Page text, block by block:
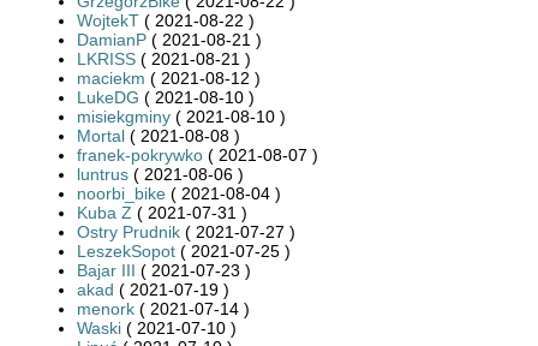
WojtekT ( 2021-08-22 )
DamianP ( 2021-08-21 )
LKRISS ( 2021-08-21 )
maciekm ( 2021-08-12 )
LukeDG ( 2021-08-10 )
misiekgminy ( 2021-08-10 )
Mortal ( 2021-08-08 )
franek-pokrywko ( 2021-08-07 )
luntrus ( 2021-08-06 )
noorbi_bike ( 2021-08-04 )
Kuba Z ( 2021-07-31 )
Ostry Prudnik ( 2021-07-27 )
LeszekSopot ( 2021-07-25 )
Bajar III ( 2021-07-23 )
akad ( 2021-07-19 )
menork ( 2021-07-14 )
Waski ( 2021-07-10 )